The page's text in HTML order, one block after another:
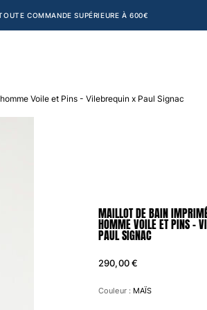
COMMANDE SUPÉRIEURE À 600€
Voile et Pins - Vilebrequin x Paul Signac
MAILLOT DE BAIN
HOMME VOILE ET PINS -
PAUL SIGNAC
290,00 €
Couleur : MAÏS